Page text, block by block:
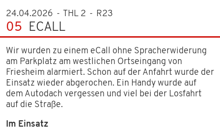
FÜHRUNG UND AUFGABEN
JUGENDFEUERWEHR
KINDERFEUERWEHR
FAHRZEUGE
24.04.2026 THL 2 R23
05 ECALL
Wir wurden zu einem eCall ohne Spracherwiderung
am Parkplatz am westlichen Ortseingang von
Friesheim alarmiert. Schon auf der Anfahrt wurde der
Einsatz wieder abgerochen. Ein Handy wurde auf
dem Autodach vergessen und viel bei der Losfahrt
auf die Straße.
Im Einsatz